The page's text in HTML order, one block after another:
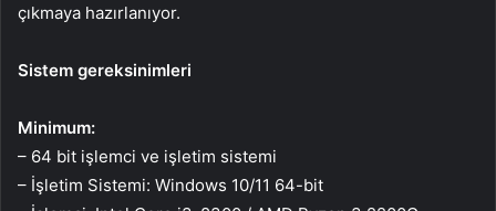
çıkmaya hazırlanıyor.
Sistem gereksinimleri
Minimum:
– 64 bit işlemci ve işletim sistemi
– İşletim Sistemi: Windows 10/11 64-bit